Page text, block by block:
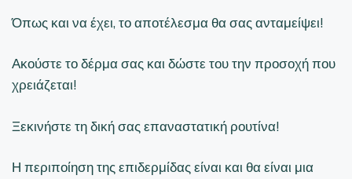
Όπως και να έχει, το αποτέλεσμα θα σας ανταμείψει!
Ακούστε το δέρμα σας και δώστε του την προσοχή που
χρειάζεται!
Ξεκινήστε τη δική σας επαναστατική ρουτίνα!
Η περιποίηση της επιδερμίδας είναι και θα είναι μια